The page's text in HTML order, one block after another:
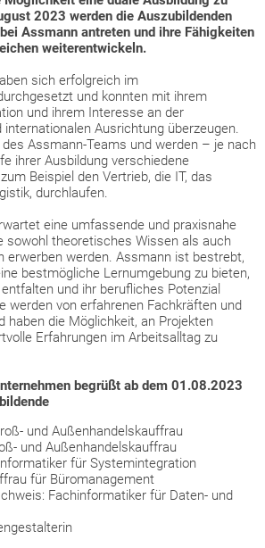
2023 werden die Auszubildenden
Assmann antreten und ihre Fähigkeiten
weiterentwickeln.
sich erfolgreich im
und konnten mit ihrem
und ihrem Interesse an der
Ausrichtung überzeugen.
Assmann-Teams und werden – je nach
ihrer Ausbildung verschiedene
Beispiel den Vertrieb, die IT, das
durchlaufen.
eine umfassende und praxisnahe
sowohl theoretisches Wissen als auch
erwerben werden. Assmann ist bestrebt,
bestmögliche Lernumgebung zu bieten,
und ihr berufliches Potenzial
werden von erfahrenen Fachkräften und
haben die Möglichkeit, an Projekten
Erfahrungen im Arbeitsalltag zu
begrüßt ab dem 01.08.2023
und Außenhandelskauffrau
und Außenhandelskauffrau
für Systemintegration
für Büromanagement
Fachinformatiker für Daten- und